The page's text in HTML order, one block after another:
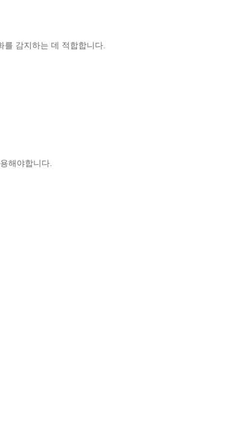
감지하는 데 적합합니다.
해야합니다.